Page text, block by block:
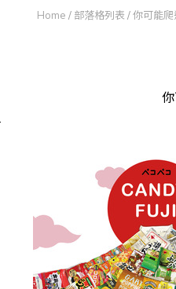
Home / 部落格列表 /你可能爬